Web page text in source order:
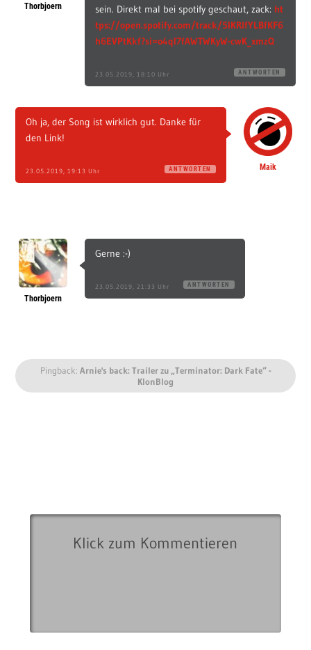
Thorbjoern
sein. Direkt mal bei spotify geschaut, zack: ht
tps://open.spotify.com/track/5IKRlfYLBfKF6
h6EVPtKkf?si=o4qI7fAWTWKyW-cwK_xmzQ
23.05.2019, 18:10 Uhr ANTWORTEN
Maik
Oh ja, der Song ist wirklich gut. Danke für
den Link!
23.05.2019, 19:13 Uhr ANTWORTEN
Thorbjoern
Gerne :-)
23.05.2019, 21:33 Uhr ANTWORTEN
Pingback: Arnie's back: Trailer zu „Terminator: Dark Fate“ -
KlonBlog